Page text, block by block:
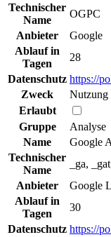
Technischer
Name
OGPC
Anbieter
Google
Ablauf in
Tagen
28
Datenschutz https://
Zweck
Nutzung
Erlaubt
Gruppe
Analyse
Name
Google
Technischer
Name
_ga,
Anbieter
Google
Ablauf in
Tagen
30
Datenschutz https://